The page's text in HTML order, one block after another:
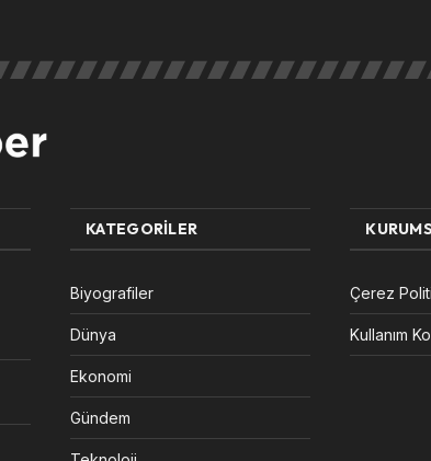
KATEGORILER
Biyografiler
Dünya
Ekonomi
Gündem
Çerez
Kullanım